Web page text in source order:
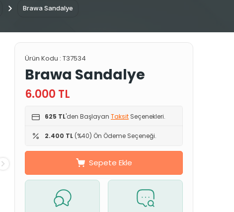
Brawa Sandalye
Ürün Kodu : T37534
Brawa Sandalye
6.000 TL
625 TL'den Başlayan Taksit Seçenekleri.
2.400 TL (%40) Ön Ödeme Seçeneği.
Sepete Ekle